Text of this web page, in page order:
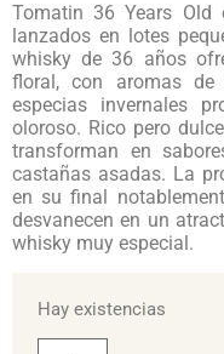
Tomatin 36 Years
lanzados en lotes
whisky de 36 años
floral, con aromas
especias invernales
oloroso. Rico pero
transforman en
castañas asadas. La
en su final
desvanecen en un
whisky muy especial.
Hay existencias